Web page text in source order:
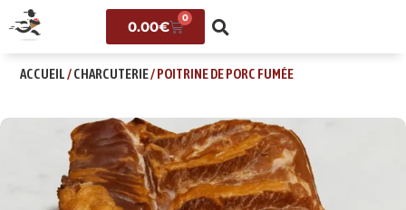
0.00€
0
ACCUEIL/CHARCUTERIE/ POITRINE DE PORC FUMÉE